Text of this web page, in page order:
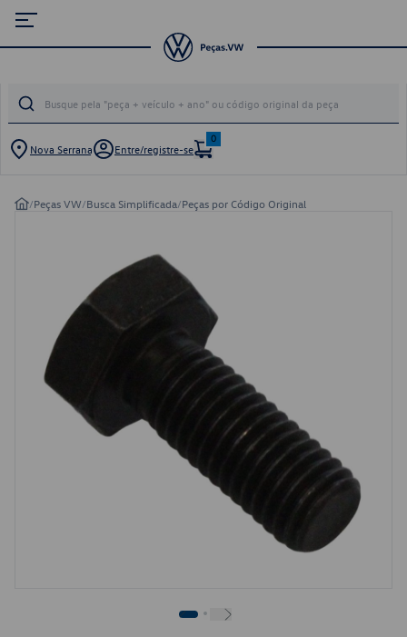
Nova Serrana Entre/registre-se
0
/Peças VW/Busca Simplificada/Peças por Código Original